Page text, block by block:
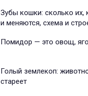
Зубы кошки: сколько их,
и меняются, схема и
Помидор — это овощ,
Голый землекоп:
стареет